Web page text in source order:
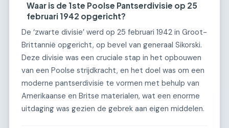
Waar is de 1ste Poolse Pantserdivisie op 25
februari 1942 opgericht?
De ‘zwarte divisie’ werd op 25 februari 1942 in Groot-
Brittannië opgericht, op bevel van generaal Sikorski.
Deze divisie was een cruciale stap in het opbouwen
van een Poolse strijdkracht, en het doel was om een
moderne pantserdivisie te vormen met behulp van
Amerikaanse en Britse materialen, wat een enorme
uitdaging was gezien de gebrek aan eigen middelen.